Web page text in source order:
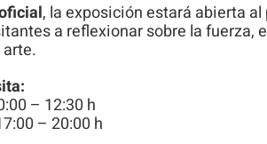
, la exposición estará abierta
a reflexionar sobre la fuerza,
– 12:30 h
– 20:00 h